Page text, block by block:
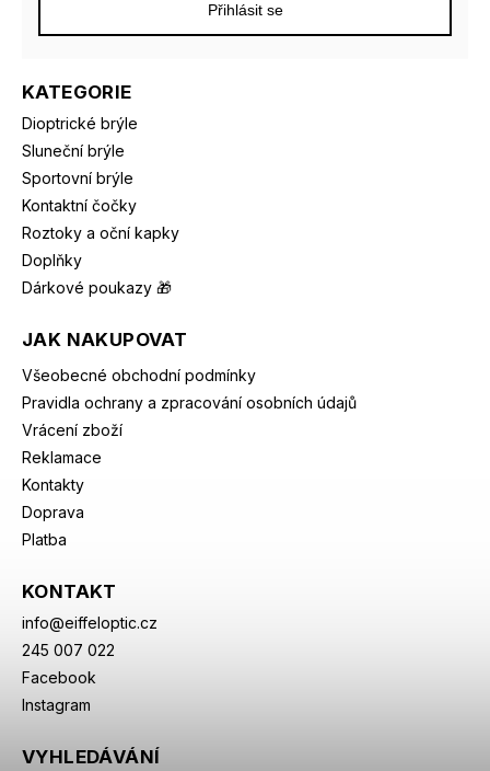
KATEGORIE
Dioptrické brýle
Sluneční brýle
Sportovní brýle
Kontaktní čočky
Roztoky a oční kapky
Doplňky
Dárkové poukazy 🎁
JAK NAKUPOVAT
Všeobecné obchodní podmínky
Pravidla ochrany a zpracování osobních údajů
Vrácení zboží
Reklamace
Kontakty
Doprava
Platba
KONTAKT
info@eiffeloptic.cz
245 007 022
Facebook
Instagram
Přihlásit se
VYHLEDÁVÁNÍ